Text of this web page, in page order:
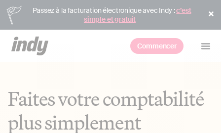
Passez à la facturation électronique avec Indy :c’est
simple et gratuit
Commencer
Faites votre comptabilité
plus simplement